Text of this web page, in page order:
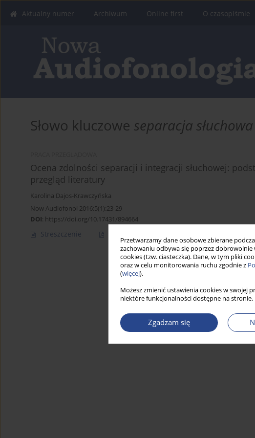
Przetwarzamy dane osobowe zbierane
zachowaniu odbywa się poprzez
cookies (tzw. ciasteczka). Dane, w tym pliki
oraz w celu monitorowania ruchu zgodnie z
(więcej).
Możesz zmienić ustawienia cookies w swojej
niektóre funkcjonalności dostępne na stronie.
Zgadzam się
Aktualny numer Archiwum Online first O czasopiśmie
Słowo kluczowe separacja słuchowa
Ocena zdolności separacji i integracji słuchowej:
przegląd literatury
Karolina Dajos-Krawczyńska
Now Audiofonol 2016;5(1):23-29
DOI: https://doi.org/10.17431/894664
Streszczenie